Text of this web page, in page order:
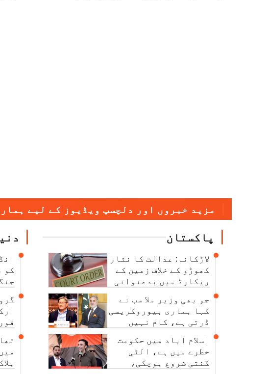
مزید خبروں اور دلچسپ ویڈیوز کے لیے
پاکستان
لاڑکانہ: عدالت کا نثار
کھوڑو کے خلاف زمین کے
ریکارڈ میں بدعنوانی
جو بھی وزیر ملا سب نے
کہا ہماری بیوروکریسی
ڈرتی ہے، کام نہیں
اسلام آباد میں حکومت
خطرے میں ہے، الٹی
گنتی شروع ہوچکی،
کو